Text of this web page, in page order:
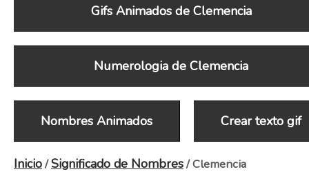
Gifs Animados de Clemencia
Numerologia de Clemencia
Nombres Animados Crear texto gif
Inicio/Significado de Nombres/ Clemencia